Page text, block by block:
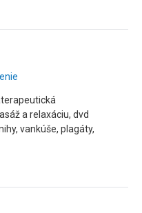
a relaxáciu, dvd
vankúše, plagáty,